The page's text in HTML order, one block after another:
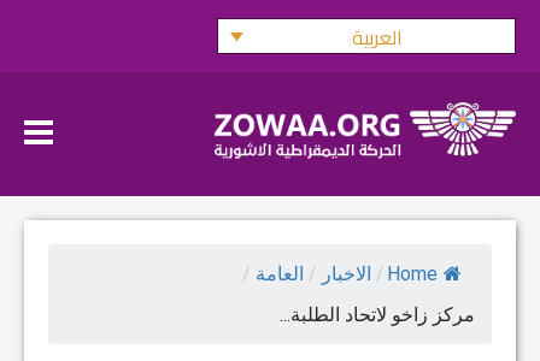
Skip
العربية
Home
/ الاخبار / العامة /
مركز زاخو لاتحاد الطلبة...